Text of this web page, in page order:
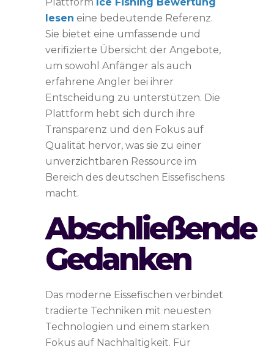
lesen eine bedeutende Referenz.
Sie bietet eine umfassende und
verifizierte Übersicht der Angebote,
um sowohl Anfänger als auch
erfahrene Angler bei ihrer
Entscheidung zu unterstützen. Die
Plattform hebt sich durch ihre
Transparenz und den Fokus auf
Qualität hervor, was sie zu einer
unverzichtbaren Ressource im
Bereich des deutschen Eissefischens
macht.
Abschließende
Gedanken
Das moderne Eissefischen verbindet
tradierte Techniken mit neuesten
Technologien und einem starken
Fokus auf Nachhaltigkeit. Für